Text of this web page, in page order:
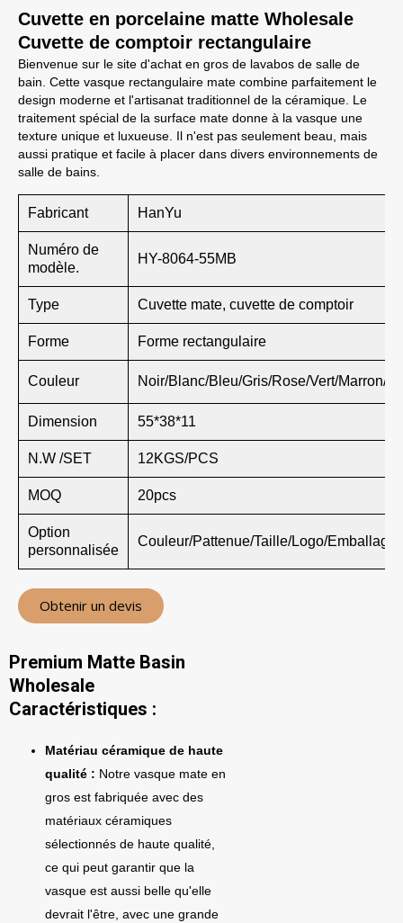
Cuvette en porcelaine matte Wholesale
Cuvette de comptoir rectangulaire
Bienvenue sur le site d'achat en gros de lavabos de salle de
bain. Cette vasque rectangulaire mate combine parfaitement le
design moderne et l'artisanat traditionnel de la céramique. Le
traitement spécial de la surface mate donne à la vasque une
texture unique et luxueuse. Il n'est pas seulement beau, mais
aussi pratique et facile à placer dans divers environnements de
salle de bains.
Fabricant HanYu
Numéro de
modèle.
HY-8064-55MB
Type Cuvette mate, cuvette de comptoir
Forme Forme rectangulaire
Couleur Noir/Blanc/Bleu/Gris/Rose/Vert/Marron/
Dimension 55*38*11
N.W /SET 12KGS/PCS
MOQ 20pcs
Option
personnalisée
Couleur/Pattenue/Taille/Logo/Emballage
Obtenir un devis
Premium Matte Basin
Wholesale
Caractéristiques :
Matériau céramique de haute
qualité : Notre vasque mate en
gros est fabriquée avec des
matériaux céramiques
sélectionnés de haute qualité,
ce qui peut garantir que la
vasque est aussi belle qu'elle
devrait l'être, avec une grande